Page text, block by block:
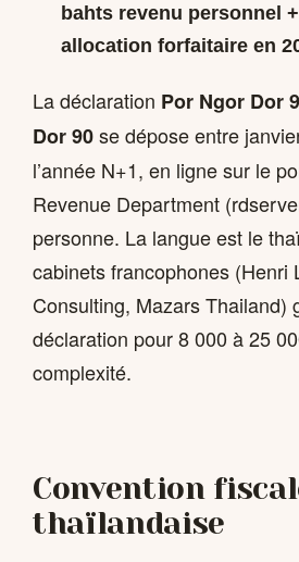
bahts revenu personnel
allocation forfaitaire en
La déclaration Por Ngor Dor
Dor 90se dépose entre
l’année N+1, en ligne sur le
Revenue Department
personne. La langue est le
cabinets francophones (Henri
Consulting, Mazars Thailand)
déclaration pour 8 000 à 25
complexité.
Convention
thaïlandaise